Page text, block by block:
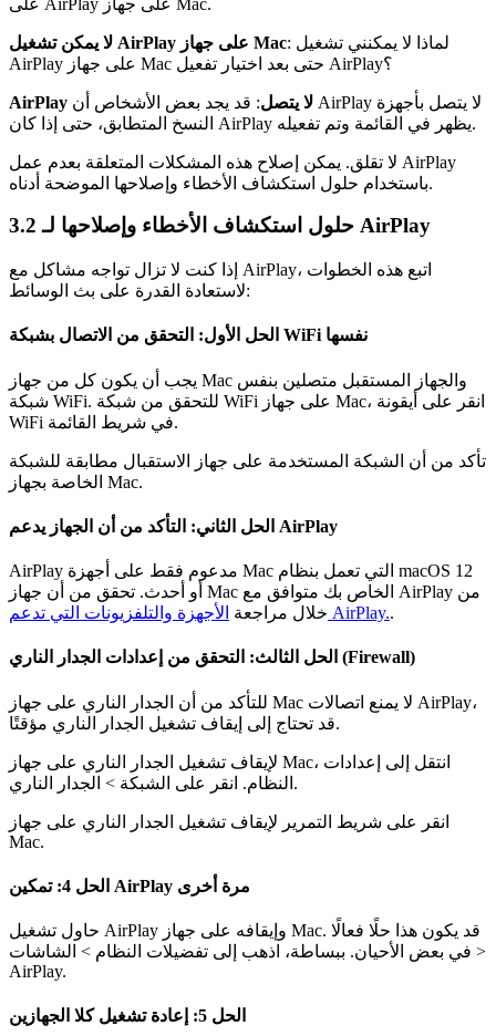
لا يمكن تشغيل AirPlay على جهاز Mac: لماذا لا يمكنني تشغيل
AirPlay على جهاز Mac حتى بعد اختيار تفعيل AirPlay؟
AirPlay لا يتصل: قد يجد بعض الأشخاص أن AirPlay لا يتصل بأجهزة
النسخ المتطابق، حتى إذا كان AirPlay يظهر في القائمة وتم تفعيله.
لا تقلق. يمكن إصلاح هذه المشكلات المتعلقة بعدم عمل AirPlay
باستخدام حلول استكشاف الأخطاء وإصلاحها الموضحة أدناه.
3.2 حلول استكشاف الأخطاء وإصلاحها لـ AirPlay
إذا كنت لا تزال تواجه مشاكل مع AirPlay، اتبع هذه الخطوات
لاستعادة القدرة على بث الوسائط:
الحل الأول: التحقق من الاتصال بشبكة WiFi نفسها
يجب أن يكون كل من جهاز Mac والجهاز المستقبل متصلين بنفس
شبكة WiFi. للتحقق من شبكة WiFi على جهاز Mac، انقر على أيقونة
WiFi في شريط القائمة.
تأكد من أن الشبكة المستخدمة على جهاز الاستقبال مطابقة للشبكة
الخاصة بجهاز Mac.
الحل الثاني: التأكد من أن الجهاز يدعم AirPlay
AirPlay مدعوم فقط على أجهزة Mac التي تعمل بنظام macOS 12
أو أحدث. تحقق من أن جهاز Mac الخاص بك متوافق مع AirPlay من
خلال مراجعة الأجهزة والتلفزيونات التي تدعم AirPlay..
الحل الثالث: التحقق من إعدادات الجدار الناري (Firewall)
للتأكد من أن الجدار الناري على جهاز Mac لا يمنع اتصالات AirPlay،
قد تحتاج إلى إيقاف تشغيل الجدار الناري مؤقتًا.
لإيقاف تشغيل الجدار الناري على جهاز Mac، انتقل إلى إعدادات
النظام. انقر على الشبكة > الجدار الناري.
انقر على شريط التمرير لإيقاف تشغيل الجدار الناري على جهاز
Mac.
الحل 4: تمكين AirPlay مرة أخرى
حاول تشغيل AirPlay وإيقافه على جهاز Mac. قد يكون هذا حلًا فعالًا
في بعض الأحيان. ببساطة، اذهب إلى تفضيلات النظام > الشاشات >
AirPlay.
الحل 5: إعادة تشغيل كلا الجهازين